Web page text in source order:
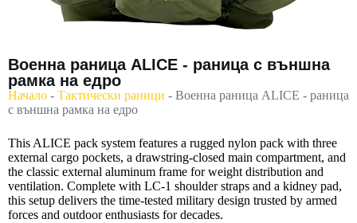
Военна раница ALICE - раница с външна
рамка на едро
Начало - Тактически раници - Военна раница ALICE - раница
с външна рамка на едро
This ALICE pack system features a rugged nylon pack with three
external cargo pockets, a drawstring-closed main compartment, and
the classic external aluminum frame for weight distribution and
ventilation. Complete with LC-1 shoulder straps and a kidney pad,
this setup delivers the time-tested military design trusted by armed
forces and outdoor enthusiasts for decades.